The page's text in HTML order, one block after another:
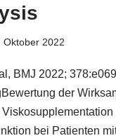
Oktober 2022
BMJ 2022;
der
bei Patienten